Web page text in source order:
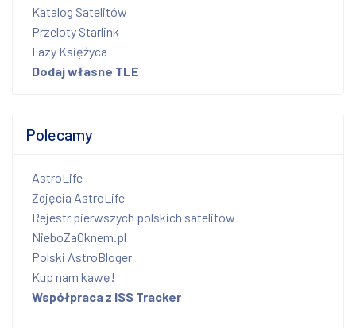
Katalog Satelitów
Przeloty Starlink
Fazy Księżyca
Dodaj własne TLE
Polecamy
AstroLife
Zdjęcia AstroLife
Rejestr pierwszych polskich satelitów
NieboZaOknem.pl
Polski AstroBloger
Kup nam kawę!
Współpraca z ISS Tracker